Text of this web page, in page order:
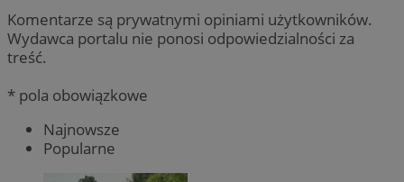
Komentarze są prywatnymi opiniami użytkowników.
Wydawca portalu nie ponosi odpowiedzialności za
treść.
* pola obowiązkowe
Najnowsze
Popularne